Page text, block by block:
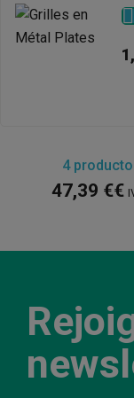

4
47,39 €€